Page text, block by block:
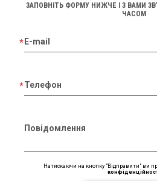
ЗАПОВНІТЬ ФОРМУ НИЖЧЕ І З ВАМИ
ЧАСОМ
E-mail
Телефон
Повідомлення
Натискаючи на кнопку "Відправити" ви